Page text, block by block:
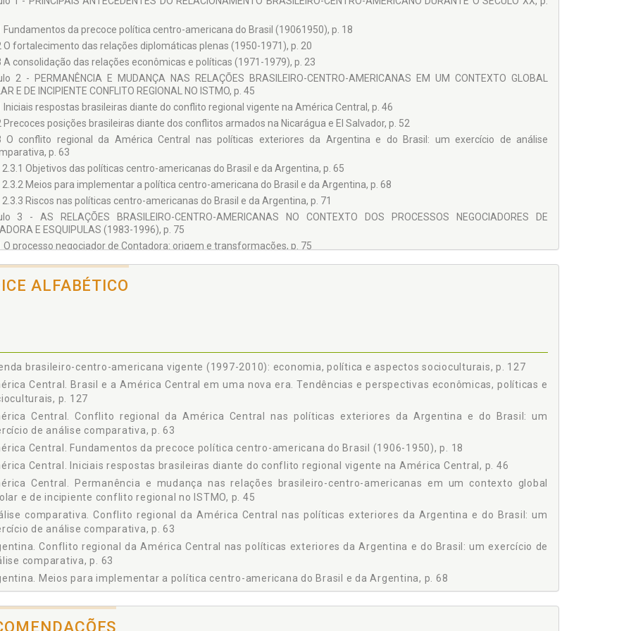
o conhecimento atualizado das relações internacionais, seja com o propósito acadêmico, seja com o fim de
operacional.
que norteia as publicações da Coleção coincide com o espírito de isenção, objetividade, clareza e funcionalidade que
os estudos nas Universidades. Desse modo, põe-se o conhecimento a serviço dos atores que dele fazem uso para
se de expertise com que possam alcançar interesses externos da nação ou de seus segmentos sociais, bem como reagir
se diante de interesses que outros países buscam realizar no Brasil.
Fundamentos da precoce política centro-americana do Brasil (19061950), p. 18
O fortalecimento das relações diplomáticas plenas (1950-1971), p. 20
A consolidação das relações econômicas e políticas (1971-1979), p. 23
2 - PERMANÊNCIA E MUDANÇA NAS RELAÇÕES BRASILEIRO-CENTRO-AMERICANAS EM UM CONTEXTO GLOBAL
E DE INCIPIENTE CONFLITO REGIONAL NO ISTMO, p. 45
Iniciais respostas brasileiras diante do conflito regional vigente na América Central, p. 46
Precoces posições brasileiras diante dos conflitos armados na Nicarágua e El Salvador, p. 52
O conflito regional da América Central nas políticas exteriores da Argentina e do Brasil: um exercício de análise
p. 63
2.3.1 Objetivos das políticas centro-americanas do Brasil e da Argentina, p. 65
2.3.2 Meios para implementar a política centro-americana do Brasil e da Argentina, p. 68
2.3.3 Riscos nas políticas centro-americanas do Brasil e da Argentina, p. 71
3 - AS RELAÇÕES BRASILEIRO-CENTRO-AMERICANAS NO CONTEXTO DOS PROCESSOS NEGOCIADORES DE
E ESQUIPULAS (1983-1996), p. 75
O processo negociador de Contadora: origem e transformações, p. 75
O processo negociador de Esquipulas: segurança, pacificação e democratização simultâneas, p. 87
A tese brasileira e as relações brasileiro-centro-americanas no contexto dos processos negociadores de Contadora e
p. 97
Considerações finais: alguns cenários plausíveis para o futuro do relacionamento brasileiro-centro-americano (2010-
p. 139
p. 145
1 Síntese do exercício de análise comparada, com base na noção de cálculo estratégico, das precoces políticas da
e do Brasil diante do conflito regional na América Central (19791982), p. 73
2 Sinopse do processo negociador de Contadora, p. 86
3 Sinopse do processo negociador de Esquipulas, p. 96
ALFABÉTICO
brasileiro-centro-americana vigente (1997-2010): economia, política e aspectos socioculturais, p. 127
Central. Brasil e a América Central em uma nova era. Tendências e perspectivas econômicas, políticas e
p. 127
Central. Conflito regional da América Central nas políticas exteriores da Argentina e do Brasil: um
de análise comparativa, p. 63
Central. Fundamentos da precoce política centro-americana do Brasil (1906-1950), p. 18
Central. Iniciais respostas brasileiras diante do conflito regional vigente na América Central, p. 46
Central. Permanência e mudança nas relações brasileiro-centro-americanas em um contexto global
e de incipiente conflito regional no ISTMO, p. 45
comparativa. Conflito regional da América Central nas políticas exteriores da Argentina e do Brasil: um
de análise comparativa, p. 63
Conflito regional da América Central nas políticas exteriores da Argentina e do Brasil: um exercício de
comparativa, p. 63
Meios para implementar a política centro-americana do Brasil e da Argentina, p. 68